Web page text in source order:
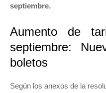
septiembre.
Aumento de
septiembre:
boletos
Según los anexos de la